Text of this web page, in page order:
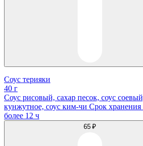
Соус терияки
40 г
Соус рисовый, сахар песок, соус
кунжутное, соус ким-чи Срок
более 12 ч
65 ₽